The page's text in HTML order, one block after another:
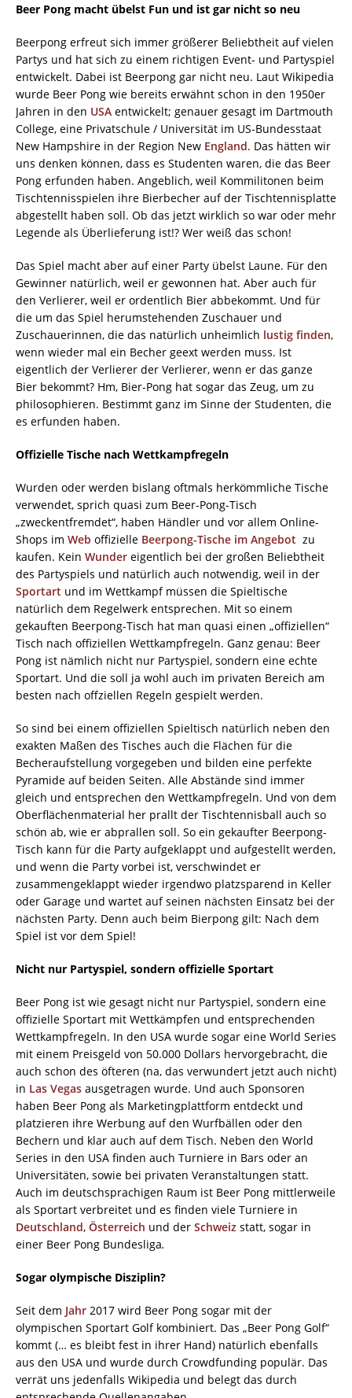
Beer Pong macht übelst Fun und ist gar nicht so neu
Beerpong erfreut sich immer größerer Beliebtheit auf vielen
Partys und hat sich zu einem richtigen Event- und Partyspiel
entwickelt. Dabei ist Beerpong gar nicht neu. Laut Wikipedia
wurde Beer Pong wie bereits erwähnt schon in den 1950er
Jahren in den USA entwickelt; genauer gesagt im Dartmouth
College, eine Privatschule / Universität im US-Bundesstaat
New Hampshire in der Region New England. Das hätten wir
uns denken können, dass es Studenten waren, die das Beer
Pong erfunden haben. Angeblich, weil Kommilitonen beim
Tischtennisspielen ihre Bierbecher auf der Tischtennisplatte
abgestellt haben soll. Ob das jetzt wirklich so war oder mehr
Legende als Überlieferung ist!? Wer weiß das schon!
Das Spiel macht aber auf einer Party übelst Laune. Für den
Gewinner natürlich, weil er gewonnen hat. Aber auch für
den Verlierer, weil er ordentlich Bier abbekommt. Und für
die um das Spiel herumstehenden Zuschauer und
Zuschauerinnen, die das natürlich unheimlich lustig finden,
wenn wieder mal ein Becher geext werden muss. Ist
eigentlich der Verlierer der Verlierer, wenn er das ganze
Bier bekommt? Hm, Bier-Pong hat sogar das Zeug, um zu
philosophieren. Bestimmt ganz im Sinne der Studenten, die
es erfunden haben.
Offizielle Tische nach Wettkampfregeln
Wurden oder werden bislang oftmals herkömmliche Tische
verwendet, sprich quasi zum Beer-Pong-Tisch
„zweckentfremdet“, haben Händler und vor allem Online-
Shops im Web offizielle Beerpong-Tische im Angebot zu
kaufen. Kein Wunder eigentlich bei der großen Beliebtheit
des Partyspiels und natürlich auch notwendig, weil in der
Sportart und im Wettkampf müssen die Spieltische
natürlich dem Regelwerk entsprechen. Mit so einem
gekauften Beerpong-Tisch hat man quasi einen „offiziellen“
Tisch nach offiziellen Wettkampfregeln. Ganz genau: Beer
Pong ist nämlich nicht nur Partyspiel, sondern eine echte
Sportart. Und die soll ja wohl auch im privaten Bereich am
besten nach offziellen Regeln gespielt werden.
So sind bei einem offiziellen Spieltisch natürlich neben den
exakten Maßen des Tisches auch die Flächen für die
Becheraufstellung vorgegeben und bilden eine perfekte
Pyramide auf beiden Seiten. Alle Abstände sind immer
gleich und entsprechen den Wettkampfregeln. Und von dem
Oberflächenmaterial her prallt der Tischtennisball auch so
schön ab, wie er abprallen soll. So ein gekaufter Beerpong-
Tisch kann für die Party aufgeklappt und aufgestellt werden,
und wenn die Party vorbei ist, verschwindet er
zusammengeklappt wieder irgendwo platzsparend in Keller
oder Garage und wartet auf seinen nächsten Einsatz bei der
nächsten Party. Denn auch beim Bierpong gilt: Nach dem
Spiel ist vor dem Spiel!
Nicht nur Partyspiel, sondern offizielle Sportart
Beer Pong ist wie gesagt nicht nur Partyspiel, sondern eine
offizielle Sportart mit Wettkämpfen und entsprechenden
Wettkampfregeln. In den USA wurde sogar eine World Series
mit einem Preisgeld von 50.000 Dollars hervorgebracht, die
auch schon des öfteren (na, das verwundert jetzt auch nicht)
in Las Vegas ausgetragen wurde. Und auch Sponsoren
haben Beer Pong als Marketingplattform entdeckt und
platzieren ihre Werbung auf den Wurfbällen oder den
Bechern und klar auch auf dem Tisch. Neben den World
Series in den USA finden auch Turniere in Bars oder an
Universitäten, sowie bei privaten Veranstaltungen statt.
Auch im deutschsprachigen Raum ist Beer Pong mittlerweile
als Sportart verbreitet und es finden viele Turniere in
Deutschland, Österreich und der Schweiz statt, sogar in
einer Beer Pong Bundesliga.
Sogar olympische Disziplin?
Seit dem Jahr 2017 wird Beer Pong sogar mit der
olympischen Sportart Golf kombiniert. Das „Beer Pong Golf“
kommt (… es bleibt fest in ihrer Hand) natürlich ebenfalls
aus den USA und wurde durch Crowdfunding populär. Das
verrät uns jedenfalls Wikipedia und belegt das durch